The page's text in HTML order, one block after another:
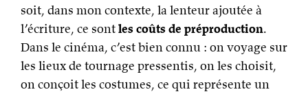
soit, dans mon contexte, la lenteur ajoutée à
l’écriture, ce sontles coûts de préproduction.
Dans le cinéma, c’est bien connu : on voyage sur
les lieux de tournage pressentis, on les choisit,
on conçoit les costumes, ce qui représente un